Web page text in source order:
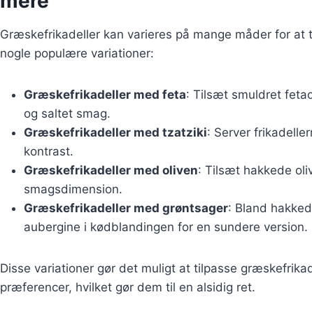
Græskefrikadeller kan varieres på mange måder for at
nogle populære variationer:
Græskefrikadeller med feta: Tilsæt smuldret
og saltet smag.
Græskefrikadeller med tzatziki: Server
kontrast.
Græskefrikadeller med oliven: Tilsæt hakkede
smagsdimension.
Græskefrikadeller med grøntsager: Bland
aubergine i kødblandingen for en sundere version.
Disse variationer gør det muligt at tilpasse
præferencer, hvilket gør dem til en alsidig ret.